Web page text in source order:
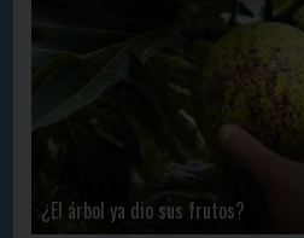
¿El árbol ya dio sus frutos?